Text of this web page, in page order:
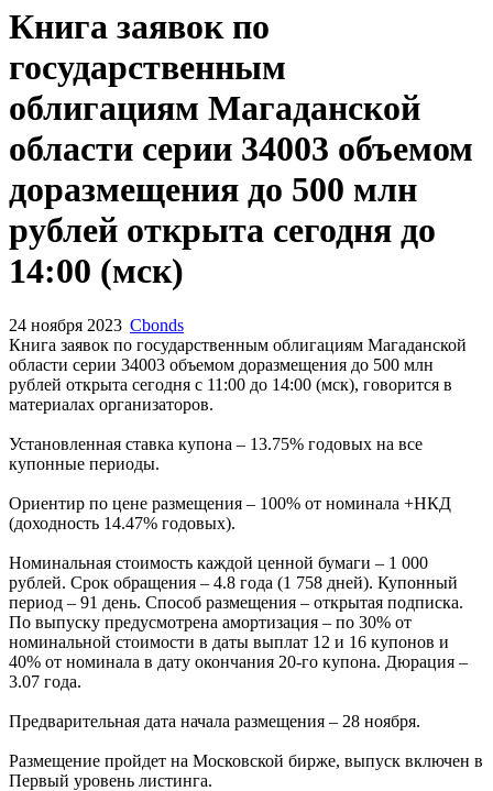
Книга заявок по
государственным
облигациям Магаданской
области серии 34003 объемом
доразмещения до 500 млн
рублей открыта сегодня до
14:00 (мск)
24 ноября 2023 Cbonds
Книга заявок по государственным облигациям Магаданской
области серии 34003 объемом доразмещения до 500 млн
рублей открыта сегодня с 11:00 до 14:00 (мск), говорится в
материалах организаторов.
Установленная ставка купона – 13.75% годовых на все
купонные периоды.
Ориентир по цене размещения – 100% от номинала +НКД
(доходность 14.47% годовых).
Номинальная стоимость каждой ценной бумаги – 1 000
рублей. Срок обращения – 4.8 года (1 758 дней). Купонный
период – 91 день. Способ размещения – открытая подписка.
По выпуску предусмотрена амортизация – по 30% от
номинальной стоимости в даты выплат 12 и 16 купонов и
40% от номинала в дату окончания 20-го купона. Дюрация –
3.07 года.
Предварительная дата начала размещения – 28 ноября.
Размещение пройдет на Московской бирже, выпуск включен в
Первый уровень листинга.